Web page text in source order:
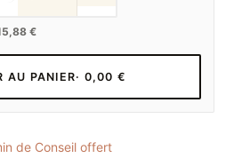
€
AU PANIER· 0,00 €
de Conseil offert